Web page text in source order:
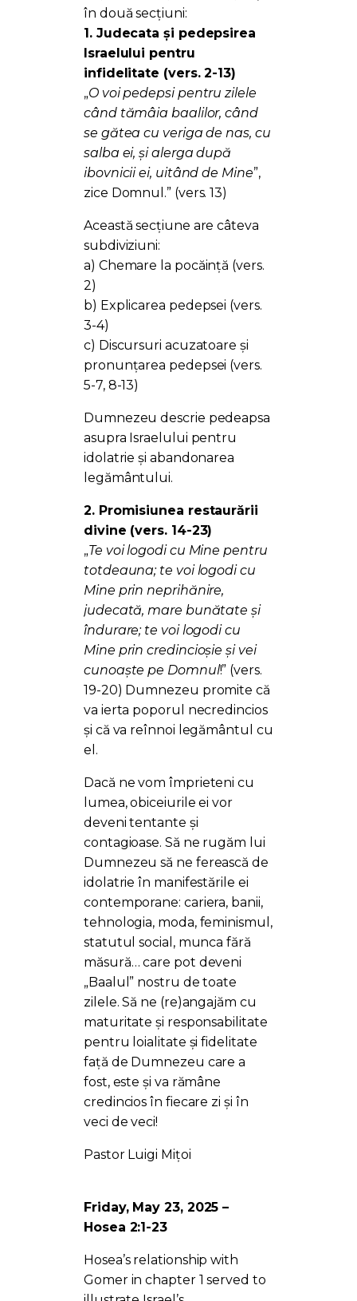
în două secțiuni:
1. Judecata și pedepsirea
Israelului pentru
infidelitate (vers. 2-13)
„O voi pedepsi pentru zilele
când tămâia baalilor, când
se gătea cu veriga de nas, cu
salba ei, și alerga după
ibovnicii ei, uitând de Mine”,
zice Domnul.” (vers. 13)
Această secțiune are câteva
subdiviziuni:
a) Chemare la pocăință (vers.
2)
b) Explicarea pedepsei (vers.
3-4)
c) Discursuri acuzatoare și
pronunțarea pedepsei (vers.
5-7, 8-13)
Dumnezeu descrie pedeapsa
asupra Israelului pentru
idolatrie și abandonarea
legământului.
2. Promisiunea restaurării
divine (vers. 14-23)
„Te voi logodi cu Mine pentru
totdeauna; te voi logodi cu
Mine prin neprihănire,
judecată, mare bunătate și
îndurare; te voi logodi cu
Mine prin credincioșie și vei
cunoaște pe Domnul!” (vers.
19-20) Dumnezeu promite că
va ierta poporul necredincios
și că va reînnoi legământul cu
el.
Dacă ne vom împrieteni cu
lumea, obiceiurile ei vor
deveni tentante și
contagioase. Să ne rugăm lui
Dumnezeu să ne ferească de
idolatrie în manifestările ei
contemporane: cariera, banii,
tehnologia, moda, feminismul,
statutul social, munca fără
măsură… care pot deveni
„Baalul” nostru de toate
zilele. Să ne (re)angajăm cu
maturitate și responsabilitate
pentru loialitate și fidelitate
față de Dumnezeu care a
fost, este și va rămâne
credincios în fiecare zi și în
veci de veci!
Pastor Luigi Mițoi
Friday, May 23, 2025 –
Hosea 2:1-23
Hosea’s relationship with
Gomer in chapter 1 served to